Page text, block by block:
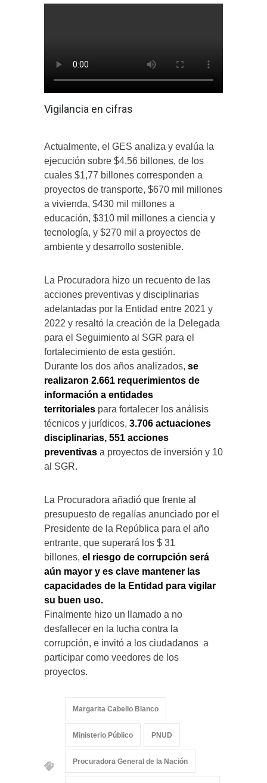
Vigilancia en cifras
Actualmente, el GES analiza y evalúa la
ejecución sobre $4,56 billones, de los
cuales $1,77 billones corresponden a
proyectos de transporte, $670 mil millones
a vivienda, $430 mil millones a
educación, $310 mil millones a ciencia y
tecnología, y $270 mil a proyectos de
ambiente y desarrollo sostenible.
La Procuradora hizo un recuento de las
acciones preventivas y disciplinarias
adelantadas por la Entidad entre 2021 y
2022 y resaltó la creación de la Delegada
para el Seguimiento al SGR para el
fortalecimiento de esta gestión.
Durante los dos años analizados, se
realizaron 2.661 requerimientos de
información a entidades
territoriales para fortalecer los análisis
técnicos y jurídicos, 3.706 actuaciones
disciplinarias, 551 acciones
preventivas a proyectos de inversión y 10
al SGR.
La Procuradora añadió que frente al
presupuesto de regalías anunciado por el
Presidente de la República para el año
entrante, que superará los $ 31
billones, el riesgo de corrupción será
aún mayor y es clave mantener las
capacidades de la Entidad para vigilar
su buen uso.
Finalmente hizo un llamado a no
desfallecer en la lucha contra la
corrupción, e invitó a los ciudadanos a
participar como veedores de los
proyectos.
Margarita Cabello Blanco
Ministerio Público PNUD
Procuradora General de la Nación